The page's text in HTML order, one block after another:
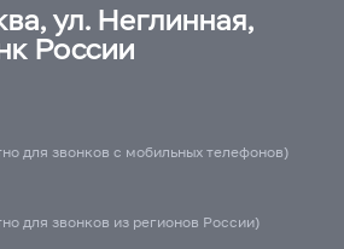
ул. Неглинная,
России
для звонков с мобильных телефонов)
для звонков из регионов России)